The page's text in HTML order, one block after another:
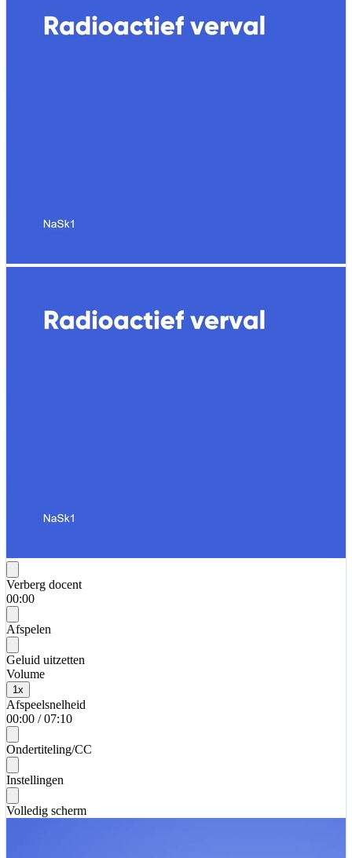
Verberg docent
00:00
Afspelen
Geluid uitzetten
Volume
1x
Afspeelsnelheid
00:00 / 07:10
Ondertiteling/CC
Instellingen
Volledig scherm